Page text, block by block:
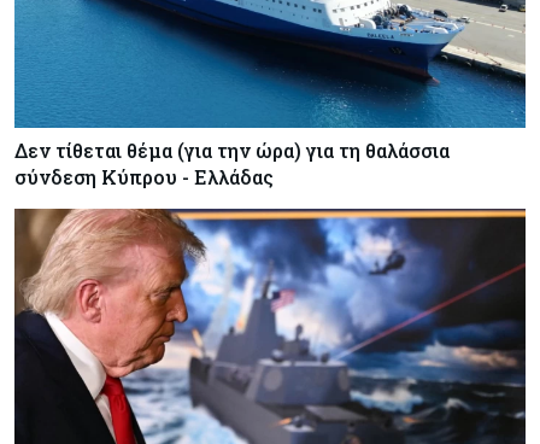
Δεν τίθεται θέμα (για την ώρα) για τη θαλάσσια
σύνδεση Κύπρου - Ελλάδας